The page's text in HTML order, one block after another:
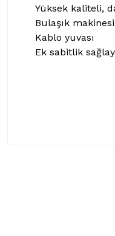
Yüksek kaliteli,
Bulaşık
Kablo yuvası
Ek sabitlik